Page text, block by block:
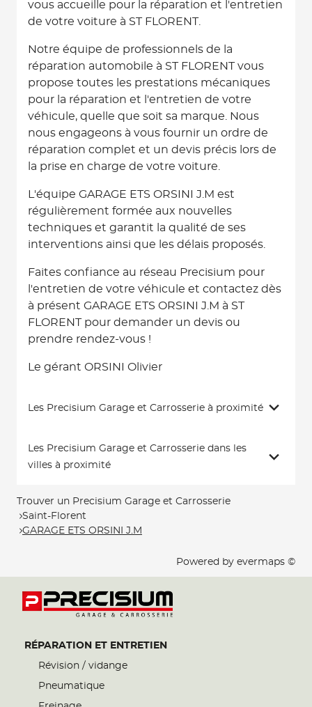
vous accueille pour la réparation et l'entretien
de votre voiture à ST FLORENT.
Notre équipe de professionnels de la
réparation automobile à ST FLORENT vous
propose toutes les prestations mécaniques
pour la réparation et l'entretien de votre
véhicule, quelle que soit sa marque. Nous
nous engageons à vous fournir un ordre de
réparation complet et un devis précis lors de
la prise en charge de votre voiture.
L'équipe GARAGE ETS ORSINI J.M est
régulièrement formée aux nouvelles
techniques et garantit la qualité de ses
interventions ainsi que les délais proposés.
Faites confiance au réseau Precisium pour
l'entretien de votre véhicule et contactez dès
à présent GARAGE ETS ORSINI J.M à ST
FLORENT pour demander un devis ou
prendre rendez-vous !
Le gérant ORSINI Olivier
Les Precisium Garage et Carrosserie à proximité
Les Precisium Garage et Carrosserie dans les
villes à proximité
Trouver un Precisium Garage et Carrosserie
Saint-Florent
GARAGE ETS ORSINI J.M
Powered by evermaps ©
RÉPARATION ET ENTRETIEN
Révision / vidange
Pneumatique